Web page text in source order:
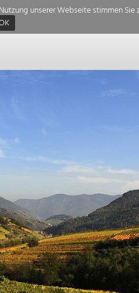
unserer Webseite stimmen